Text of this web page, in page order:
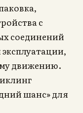
с
соединений
движению.
шанс» для